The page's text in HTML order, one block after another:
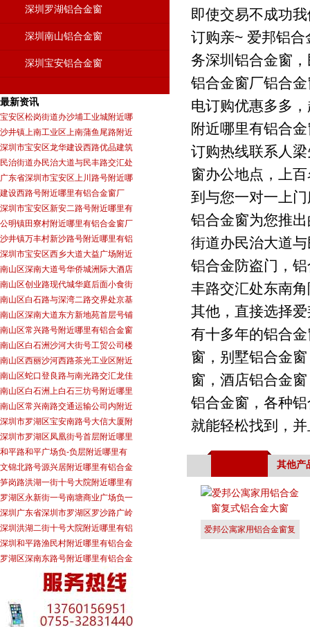
深圳罗湖铝合金窗
深圳南山铝合金窗
深圳宝安铝合金窗
最新资讯
宝安区松岗街道办沙埔工业城附近哪
沙井镇上南工业区上南蒲鱼尾路附近
深圳市宝安区龙华建设西路优品建筑
民治街道办民治大道与民丰路交汇处
广东省深圳市宝安区上川路号附近哪
建设西路号附近哪里有铝合金窗厂
深圳市宝安区新安二路号附近哪里有
公明镇田寮村附近哪里有铝合金窗厂
沙井镇万丰村新沙路号附近哪里有铝
深圳市宝安区西乡大道大益广场附近
南山区深南大道号华侨城洲际大酒店
南山区创业路现代城华庭后面小食街
南山区白石路与深湾二路交界处京基
南山区深南大道东方新地苑首层号铺
南山区常兴路号附近哪里有铝合金窗
南山区白石洲沙河大街号工贸公司楼
南山区西丽沙河西路茶光工业区附近
南山区蛇口登良路与南光路交汇龙佳
南山区白石洲上白石三坊号附近哪里
南山区常兴南路交通运输公司内附近
深圳市罗湖区宝安南路号大信大厦附
深圳市罗湖区凤凰街号首层附近哪里
和平路和平广场负-负层附近哪里有
文锦北路号源兴居附近哪里有铝合金
笋岗路洪湖一街十号大院附近哪里有
罗湖区永新街一号南塘商业广场负一
深圳广东省深圳市罗湖区罗沙路广岭
深圳洪湖二街十号大院附近哪里有铝
深圳和平路渔民村附近哪里有铝合金
罗湖区深南东路号附近哪里有铝合金
即使交易不成功
订购亲~ 爱邦铝
务深圳铝合金窗
铝合金窗厂铝合
电订购优惠多多
附近哪里有铝合
订购热线联系人
窗办公地点，上
到与您一对一上
铝合金窗为您推
街道办民治大道
铝合金防盗门，
丰路交汇处东南
其他，直接选择
有十多年的铝合
窗，别墅铝合金
窗，酒店铝合金
铝合金窗，各种
就能轻松找到，
其他产
爱邦公寓家用铝合金窗复